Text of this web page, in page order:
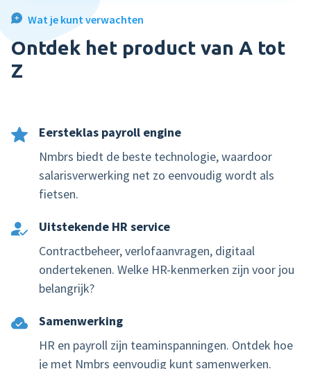
Product tour
Mobiele app
Wat je kunt verwachten
Ontdek het product van A tot
Z
Eersteklas payroll engine
Nmbrs biedt de beste technologie, waardoor
salarisverwerking net zo eenvoudig wordt als
fietsen.
Uitstekende HR service
Contractbeheer, verlofaanvragen, digitaal
ondertekenen. Welke HR-kenmerken zijn voor jou
belangrijk?
Samenwerking
HR en payroll zijn teaminspanningen. Ontdek hoe
je met Nmbrs eenvoudig kunt samenwerken.